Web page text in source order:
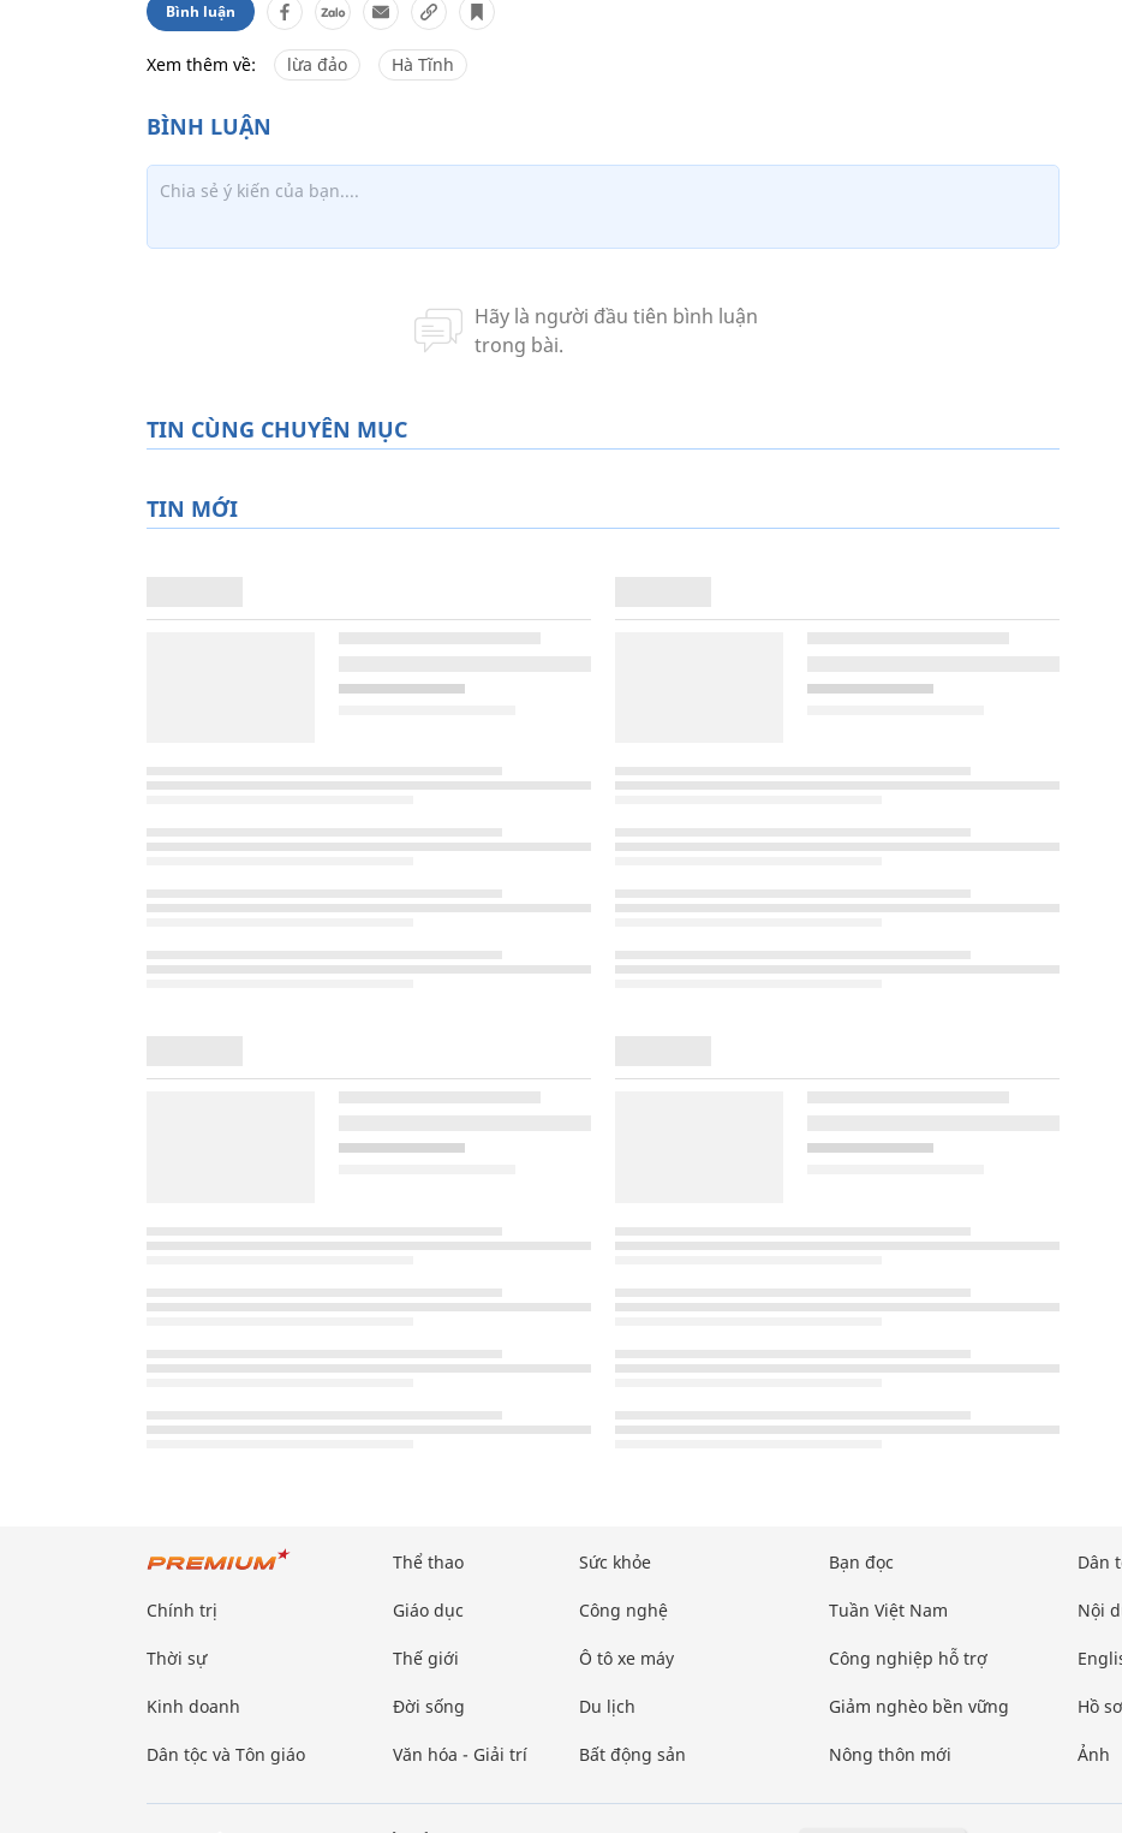
Bình luận
Xem thêm về: lừa đảo Hà Tĩnh
TIN CÙNG CHUYÊN MỤC
TIN MỚI
Chính trị
Thời sự
Kinh doanh
Dân tộc và Tôn giáo
Thể thao
Giáo dục
Thế giới
Đời sống
Văn hóa - Giải trí
Sức khỏe
Công nghệ
Ô tô xe máy
Du lịch
Bất động sản
Bạn đọc
Tuần Việt Nam
Công nghiệp hỗ trợ
Giảm nghèo bền vững
Nông thôn mới
Dân
Nội
Hồ sơ
Ảnh